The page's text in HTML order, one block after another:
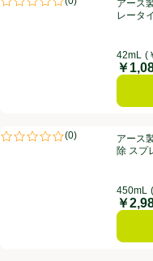
評価は0件のレビューで5点中
アース
レータ
42mL (
価格
￥
アース製薬 ゼロノナイト ジ
(0)
評価は0件のレビューで5点中
アース
除 スプ
450mL
価格
￥